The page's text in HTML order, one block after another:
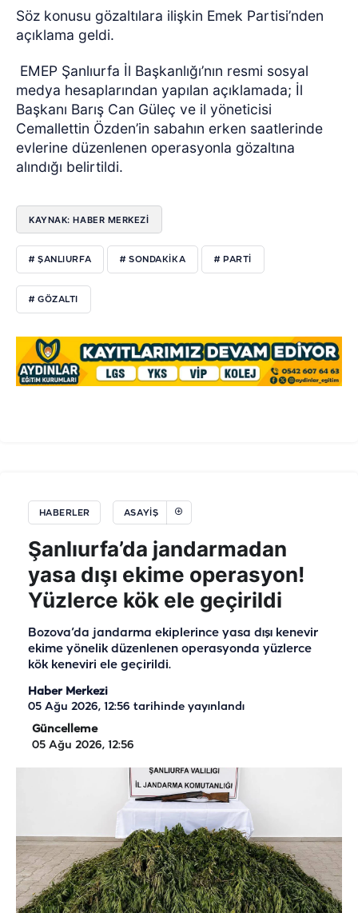
Söz konusu gözaltılara ilişkin Emek Partisi’nden
açıklama geldi.
EMEP Şanlıurfa İl Başkanlığı’nın resmi sosyal
medya hesaplarından yapılan açıklamada; İl
Başkanı Barış Can Güleç ve il yöneticisi
Cemallettin Özden’in sabahın erken saatlerinde
evlerine düzenlenen operasyonla gözaltına
alındığı belirtildi.
KAYNAK: HABER MERKEZİ
# ŞANLIURFA # SONDAKIKA # PARTI
# GÖZALTI
HABERLER ASAYIŞ
Şanlıurfa’da jandarmadan
yasa dışı ekime operasyon!
Yüzlerce kök ele geçirildi
Bozova’da jandarma ekiplerince yasa dışı kenevir
ekime yönelik düzenlenen operasyonda yüzlerce
kök keneviri ele geçirildi.
Haber Merkezi
05 Ağu 2026, 12:56 tarihinde yayınlandı
Güncelleme
05 Ağu 2026, 12:56